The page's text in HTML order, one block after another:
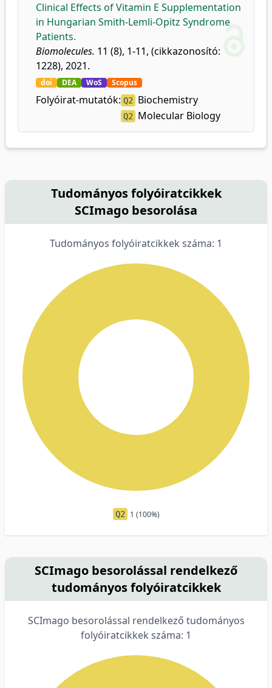
Clinical Effects of Vitamin E Supplementation
in Hungarian Smith-Lemli-Opitz Syndrome
Patients.
Biomolecules. 11 (8), 1-11, (cikkazonosító:
1228), 2021.
doi DEA WoS Scopus
Folyóirat-mutatók: Q2 Biochemistry
Q2 Molecular Biology
Tudományos folyóiratcikkek
SCImago besorolása
Tudományos folyóiratcikkek száma: 1
Q2 1 (100%)
SCImago besorolással rendelkező
tudományos folyóiratcikkek
SCImago besorolással rendelkező tudományos
folyóiratcikkek száma: 1